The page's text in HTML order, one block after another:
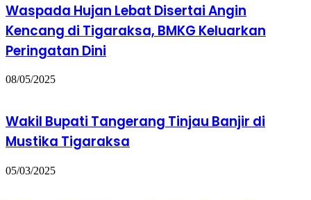
Waspada Hujan Lebat Disertai Angin
Kencang di Tigaraksa, BMKG Keluarkan
Peringatan Dini
08/05/2025
Wakil Bupati Tangerang Tinjau Banjir di
Mustika Tigaraksa
05/03/2025